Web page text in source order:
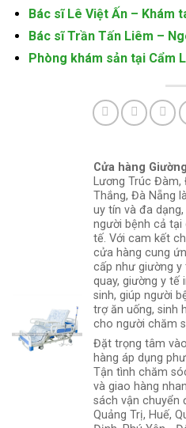
Bác sĩ Lê Việt Ấn – Khám
Bác sĩ Trần Tấn Liêm –
Phòng khám sản tại Cẩm
Cửa hàng
Lương Trúc
Thắng, Đà Nẵng
uy tín và đa
người bệnh cả
tế. Với cam kết
cửa hàng cung
cấp như giường y
quay, giường y tế
sinh, giúp người
trợ ăn uống, sinh
cho người chăm
Đặt trọng tâm
hàng áp dụng
Tận tình chăm
và giao hàng
sách vận chuyển
Quảng Trị, Huế,